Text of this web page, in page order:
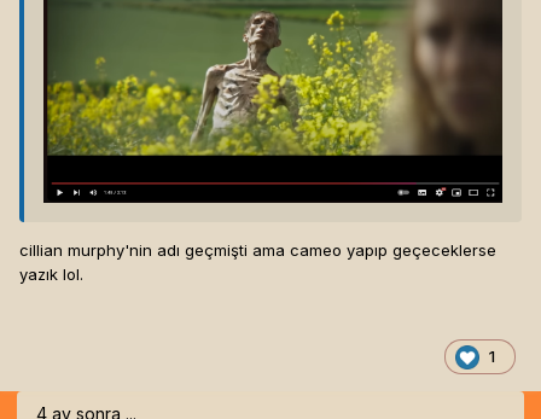
cillian murphy'nin adı geçmişti ama cameo yapıp geçeceklerse
yazık lol.
1
4 ay sonra ...